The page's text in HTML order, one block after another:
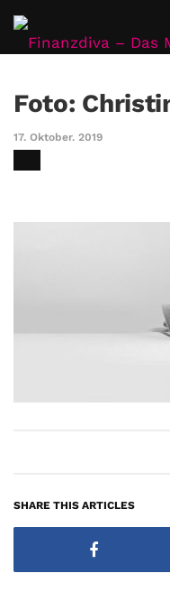
Foto:
17. Oktober. 2019
SHARE THIS ARTICLES